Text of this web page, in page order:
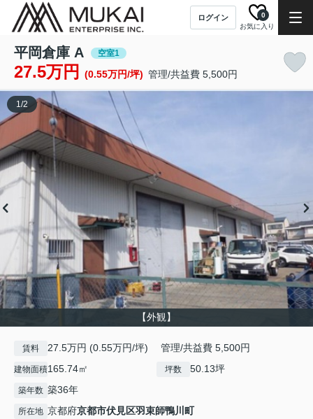
ログイン
お気に入り
0
平岡倉庫 A 空室1
27.5万円 (0.55万円/坪) 管理/共益費 5,500円
【外観】
1/2
賃料 27.5万円 (0.55万円/坪) 管理/共益費 5,500円
建物面積165.74㎡ 坪数 50.13坪
築年数 築36年
所在地 京都府京都市伏見区羽束師鴨川町